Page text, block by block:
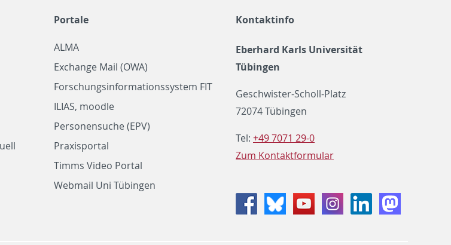
Portale
ALMA
Exchange Mail (OWA)
Forschungsinformationssystem FIT
ILIAS, moodle
Personensuche (EPV)
Praxisportal
Timms Video Portal
Webmail Uni Tübingen
Kontaktinfo
Eberhard Karls Universität
Tübingen
Geschwister-Scholl-Platz
72074 Tübingen
Tel: +49 7071 29-0
Zum Kontaktformular
FacebookBlueskyYoutubeInstagramLinkedInMastodon